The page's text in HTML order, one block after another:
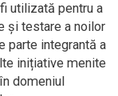
utilizată pentru a
și testare a noilor
parte integrantă a
inițiative menite
domeniul